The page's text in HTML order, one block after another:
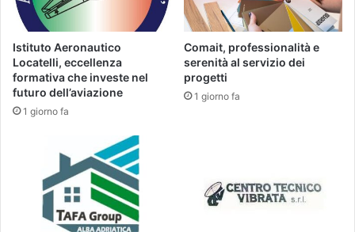
Istituto Aeronautico
Locatelli, eccellenza
formativa che investe nel
futuro dell’aviazione
1 giorno fa
Comait, professionalità e
serenità al servizio dei
progetti
1 giorno fa